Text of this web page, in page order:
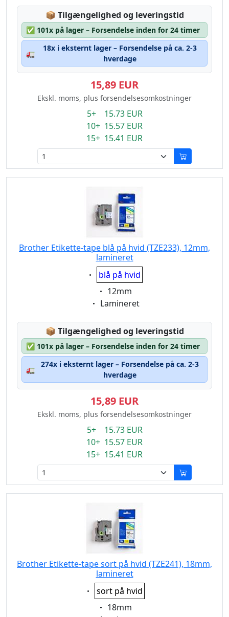
📦 Lagerstatus:
Tilgængelighed og leveringstid
✅ 101x på lager – Forsendelse inden for 24 timer
🚛
18x i eksternt lager – Forsendelse på ca. 2-3
hverdage
15,89 EUR
Ekskl. moms, plus forsendelsesomkostninger
5+ 15.73 EUR
10+ 15.57 EUR
15+ 15.41 EUR
Brother Etikette-tape blå på hvid (TZE233), 12mm,
lamineret
Eigenschaft:
blå på hvid
Eigenschaft:
12mm
Eigenschaft:
Lamineret
📦 Lagerstatus:
Tilgængelighed og leveringstid
✅ 101x på lager – Forsendelse inden for 24 timer
🚛
274x i eksternt lager – Forsendelse på ca. 2-3
hverdage
15,89 EUR
Ekskl. moms, plus forsendelsesomkostninger
5+ 15.73 EUR
10+ 15.57 EUR
15+ 15.41 EUR
Brother Etikette-tape sort på hvid (TZE241), 18mm,
lamineret
Eigenschaft:
sort på hvid
Eigenschaft:
18mm